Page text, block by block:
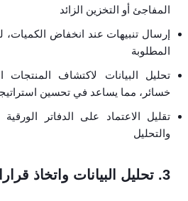
المفاجئ أو التخزين الزائد
إرسال تنبيهات عند انخفاض الكميات،
المطلوبة
تحليل البيانات لاكتشاف المنتجات
خسائر، مما يساعد في تحسين
تقليل الاعتماد على الدفاتر
والتحليل
3. تحليل البيانات واتخاذ قرارات أفضل